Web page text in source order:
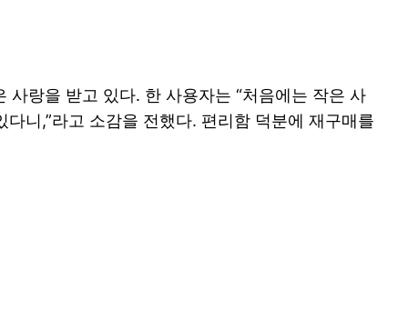
랑을 받고 있다. 한 사용자는 “처음에는 작은 사
니,”라고 소감을 전했다. 편리함 덕분에 재구매를